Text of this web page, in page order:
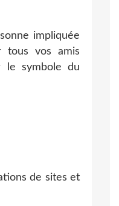
impliquée
tous vos amis
le symbole du
de sites et